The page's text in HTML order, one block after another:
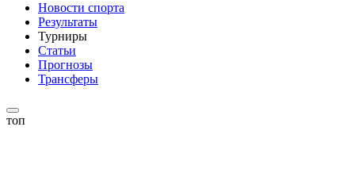
Новости спорта
Результаты
Турниры
Статьи
Прогнозы
Трансферы
топ